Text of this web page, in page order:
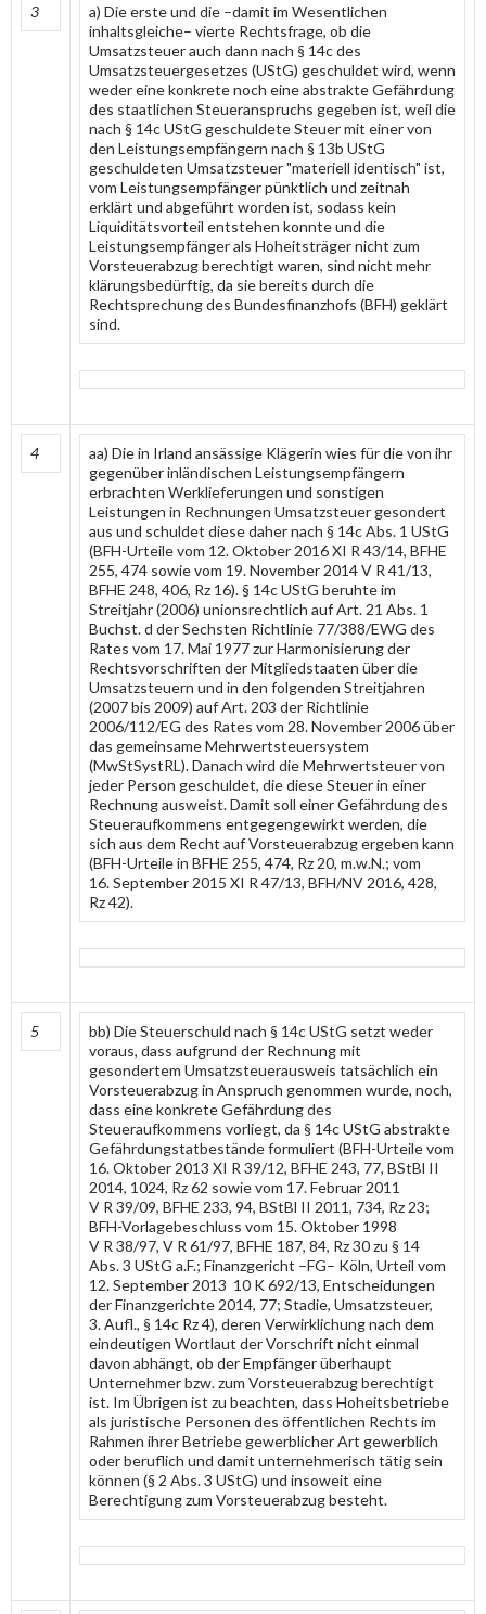
3
a) Die erste und die –damit im Wesentlichen
inhaltsgleiche– vierte Rechtsfrage, ob die
Umsatzsteuer auch dann nach § 14c des
Umsatzsteuergesetzes (UStG) geschuldet wird, wenn
weder eine konkrete noch eine abstrakte Gefährdung
des staatlichen Steueranspruchs gegeben ist, weil die
nach § 14c UStG geschuldete Steuer mit einer von
den Leistungsempfängern nach § 13b UStG
geschuldeten Umsatzsteuer "materiell identisch" ist,
vom Leistungsempfänger pünktlich und zeitnah
erklärt und abgeführt worden ist, sodass kein
Liquiditätsvorteil entstehen konnte und die
Leistungsempfänger als Hoheitsträger nicht zum
Vorsteuerabzug berechtigt waren, sind nicht mehr
klärungsbedürftig, da sie bereits durch die
Rechtsprechung des Bundesfinanzhofs (BFH) geklärt
sind.
4
aa) Die in Irland ansässige Klägerin wies für die von ihr
gegenüber inländischen Leistungsempfängern
erbrachten Werklieferungen und sonstigen
Leistungen in Rechnungen Umsatzsteuer gesondert
aus und schuldet diese daher nach § 14c Abs. 1 UStG
(BFH-Urteile vom 12. Oktober 2016 XI R 43/14, BFHE
255, 474 sowie vom 19. November 2014 V R 41/13,
BFHE 248, 406, Rz 16). § 14c UStG beruhte im
Streitjahr (2006) unionsrechtlich auf Art. 21 Abs. 1
Buchst. d der Sechsten Richtlinie 77/388/EWG des
Rates vom 17. Mai 1977 zur Harmonisierung der
Rechtsvorschriften der Mitgliedstaaten über die
Umsatzsteuern und in den folgenden Streitjahren
(2007 bis 2009) auf Art. 203 der Richtlinie
2006/112/EG des Rates vom 28. November 2006 über
das gemeinsame Mehrwertsteuersystem
(MwStSystRL). Danach wird die Mehrwertsteuer von
jeder Person geschuldet, die diese Steuer in einer
Rechnung ausweist. Damit soll einer Gefährdung des
Steueraufkommens entgegengewirkt werden, die
sich aus dem Recht auf Vorsteuerabzug ergeben kann
(BFH-Urteile in BFHE 255, 474, Rz 20, m.w.N.; vom
16. September 2015 XI R 47/13, BFH/NV 2016, 428,
Rz 42).
5
bb) Die Steuerschuld nach § 14c UStG setzt weder
voraus, dass aufgrund der Rechnung mit
gesondertem Umsatzsteuerausweis tatsächlich ein
Vorsteuerabzug in Anspruch genommen wurde, noch,
dass eine konkrete Gefährdung des
Steueraufkommens vorliegt, da § 14c UStG abstrakte
Gefährdungstatbestände formuliert (BFH-Urteile vom
16. Oktober 2013 XI R 39/12, BFHE 243, 77, BStBl II
2014, 1024, Rz 62 sowie vom 17. Februar 2011
V R 39/09, BFHE 233, 94, BStBl II 2011, 734, Rz 23;
BFH-Vorlagebeschluss vom 15. Oktober 1998
V R 38/97, V R 61/97, BFHE 187, 84, Rz 30 zu § 14
Abs. 3 UStG a.F.; Finanzgericht –FG– Köln, Urteil vom
12. September 2013 10 K 692/13, Entscheidungen
der Finanzgerichte 2014, 77; Stadie, Umsatzsteuer,
3. Aufl., § 14c Rz 4), deren Verwirklichung nach dem
eindeutigen Wortlaut der Vorschrift nicht einmal
davon abhängt, ob der Empfänger überhaupt
Unternehmer bzw. zum Vorsteuerabzug berechtigt
ist. Im Übrigen ist zu beachten, dass Hoheitsbetriebe
als juristische Personen des öffentlichen Rechts im
Rahmen ihrer Betriebe gewerblicher Art gewerblich
oder beruflich und damit unternehmerisch tätig sein
können (§ 2 Abs. 3 UStG) und insoweit eine
Berechtigung zum Vorsteuerabzug besteht.